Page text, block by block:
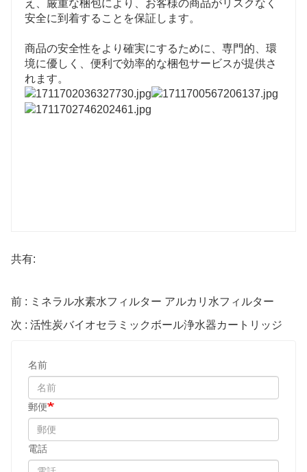
え、厳重な梱包により、お客様の商品がリスクなく
安全に到着することを保証します。
商品の安全性をより確実にするために、専門的、環
境に優しく、便利で効率的な梱包サービスが提供さ
れます。
共有:
前 : ミネラル水素水フィルター アルカリ水フィルター
次 : 活性炭バイオセラミックボール浄水器カートリッジ
名前
郵便
電話